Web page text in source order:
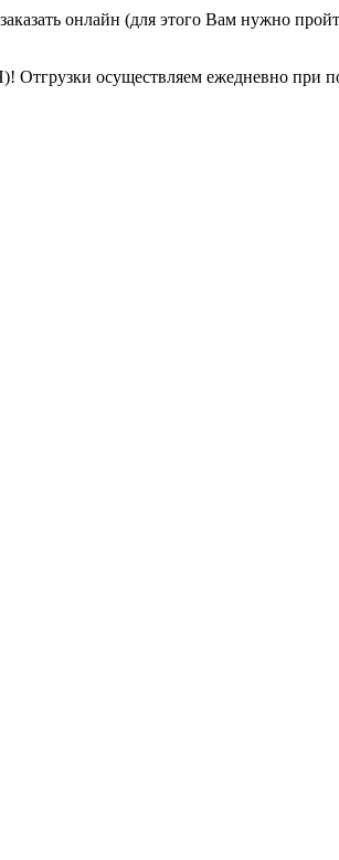
онлайн (для этого Вам нужно
Отгрузки осуществляем ежедневно